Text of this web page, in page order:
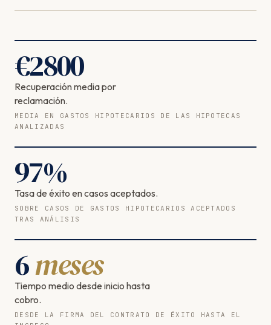
€2800
Recuperación media por
reclamación.
MEDIA EN GASTOS HIPOTECARIOS DE LAS HIPOTECAS
ANALIZADAS
97%
Tasa de éxito en casos aceptados.
SOBRE CASOS DE GASTOS HIPOTECARIOS ACEPTADOS
TRAS ANÁLISIS
6meses
Tiempo medio desde inicio hasta
cobro.
DESDE LA FIRMA DEL CONTRATO DE ÉXITO HASTA EL